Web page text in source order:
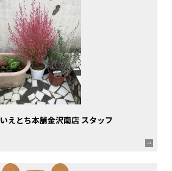
いえとち本舗金沢南店 スタッフ